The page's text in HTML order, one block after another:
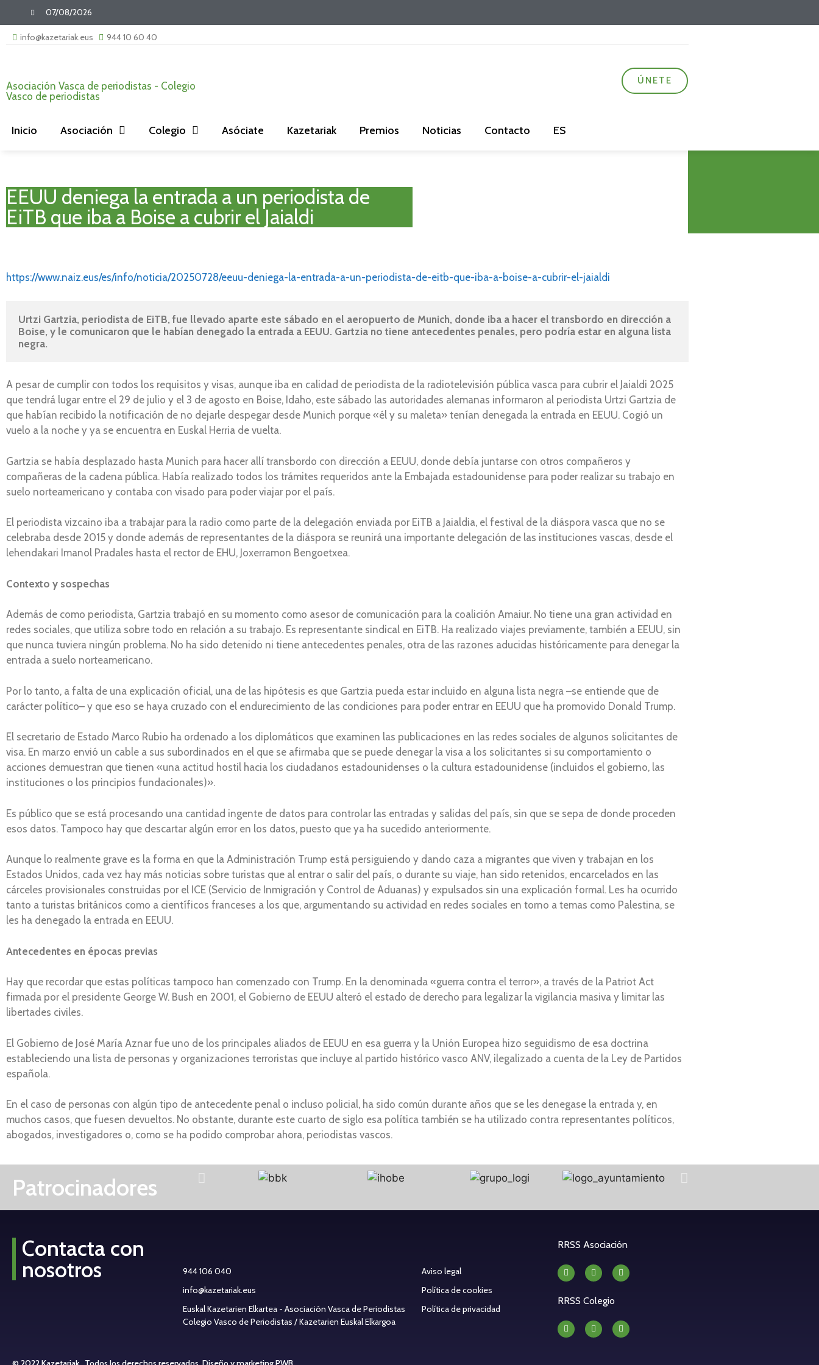
07/08/2026
info@kazetariak.eus 944 10 60 40
Asociación Vasca de periodistas - Colegio
Vasco de periodistas
ÚNETE
Inicio Asociación Colegio Asóciate Kazetariak Premios Noticias Contacto ES
EEUU deniega la entrada a un periodista de
EiTB que iba a Boise a cubrir el Jaialdi
https://www.naiz.eus/es/info/noticia/20250728/eeuu-deniega-la-entrada-a-un-periodista-de-eitb-que-iba-a-boise-a-cubrir-el-jaialdi
Urtzi Gartzia, periodista de EiTB, fue llevado aparte este sábado en el aeropuerto de Munich, donde iba a hacer el transbordo en dirección a
Boise, y le comunicaron que le habían denegado la entrada a EEUU. Gartzia no tiene antecedentes penales, pero podría estar en alguna lista
negra.
A pesar de cumplir con todos los requisitos y visas, aunque iba en calidad de periodista de la radiotelevisión pública vasca para cubrir el Jaialdi 2025
que tendrá lugar entre el 29 de julio y el 3 de agosto en Boise, Idaho, este sábado las autoridades alemanas informaron al periodista Urtzi Gartzia de
que habían recibido la notificación de no dejarle despegar desde Munich porque «él y su maleta» tenían denegada la entrada en EEUU. Cogió un
vuelo a la noche y ya se encuentra en Euskal Herria de vuelta.
Gartzia se había desplazado hasta Munich para hacer allí transbordo con dirección a EEUU, donde debía juntarse con otros compañeros y
compañeras de la cadena pública. Había realizado todos los trámites requeridos ante la Embajada estadounidense para poder realizar su trabajo en
suelo norteamericano y contaba con visado para poder viajar por el país.
El periodista vizcaino iba a trabajar para la radio como parte de la delegación enviada por EiTB a Jaialdia, el festival de la diáspora vasca que no se
celebraba desde 2015 y donde además de representantes de la diáspora se reunirá una importante delegación de las instituciones vascas, desde el
lehendakari Imanol Pradales hasta el rector de EHU, Joxerramon Bengoetxea.
Contexto y sospechas
Además de como periodista, Gartzia trabajó en su momento como asesor de comunicación para la coalición Amaiur. No tiene una gran actividad en
redes sociales, que utiliza sobre todo en relación a su trabajo. Es representante sindical en EiTB. Ha realizado viajes previamente, también a EEUU, sin
que nunca tuviera ningún problema. No ha sido detenido ni tiene antecedentes penales, otra de las razones aducidas históricamente para denegar la
entrada a suelo norteamericano.
Por lo tanto, a falta de una explicación oficial, una de las hipótesis es que Gartzia pueda estar incluido en alguna lista negra –se entiende que de
carácter político– y que eso se haya cruzado con el endurecimiento de las condiciones para poder entrar en EEUU que ha promovido Donald Trump.
El secretario de Estado Marco Rubio ha ordenado a los diplomáticos que examinen las publicaciones en las redes sociales de algunos solicitantes de
visa. En marzo envió un cable a sus subordinados en el que se afirmaba que se puede denegar la visa a los solicitantes si su comportamiento o
acciones demuestran que tienen «una actitud hostil hacia los ciudadanos estadounidenses o la cultura estadounidense (incluidos el gobierno, las
instituciones o los principios fundacionales)».
Es público que se está procesando una cantidad ingente de datos para controlar las entradas y salidas del país, sin que se sepa de donde proceden
esos datos. Tampoco hay que descartar algún error en los datos, puesto que ya ha sucedido anteriormente.
Aunque lo realmente grave es la forma en que la Administración Trump está persiguiendo y dando caza a migrantes que viven y trabajan en los
Estados Unidos, cada vez hay más noticias sobre turistas que al entrar o salir del país, o durante su viaje, han sido retenidos, encarcelados en las
cárceles provisionales construidas por el ICE (Servicio de Inmigración y Control de Aduanas) y expulsados sin una explicación formal. Les ha ocurrido
tanto a turistas británicos como a científicos franceses a los que, argumentando su actividad en redes sociales en torno a temas como Palestina, se
les ha denegado la entrada en EEUU.
Antecedentes en épocas previas
Hay que recordar que estas políticas tampoco han comenzado con Trump. En la denominada «guerra contra el terror», a través de la Patriot Act
firmada por el presidente George W. Bush en 2001, el Gobierno de EEUU alteró el estado de derecho para legalizar la vigilancia masiva y limitar las
libertades civiles.
El Gobierno de José María Aznar fue uno de los principales aliados de EEUU en esa guerra y la Unión Europea hizo seguidismo de esa doctrina
estableciendo una lista de personas y organizaciones terroristas que incluye al partido histórico vasco ANV, ilegalizado a cuenta de la Ley de Partidos
española.
En el caso de personas con algún tipo de antecedente penal o incluso policial, ha sido común durante años que se les denegase la entrada y, en
muchos casos, que fuesen devueltos. No obstante, durante este cuarto de siglo esa política también se ha utilizado contra representantes políticos,
abogados, investigadores o, como se ha podido comprobar ahora, periodistas vascos.
Patrocinadores
Contacta con
nosotros
944 106 040
info@kazetariak.eus
Euskal Kazetarien Elkartea - Asociación Vasca de Periodistas
Colegio Vasco de Periodistas / Kazetarien Euskal Elkargoa
Aviso legal
Política de cookies
Política de privacidad
RRSS Asociación
RRSS Colegio